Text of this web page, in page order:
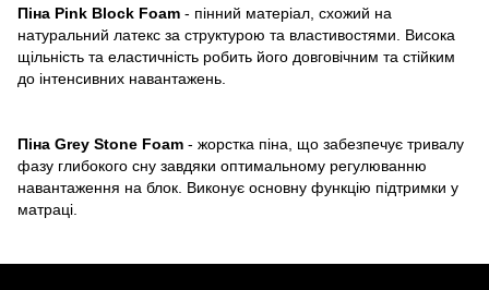
Піна Pink Block Foam - пінний матеріал, схожий на
натуральний латекс за структурою та властивостями. Висока
щільність та еластичність робить його довговічним та стійким
до інтенсивних навантажень.
Піна Grey Stone Foam - жорстка піна, що забезпечує тривалу
фазу глибокого сну завдяки оптимальному регулюванню
навантаження на блок. Виконує основну функцію підтримки у
матраці.